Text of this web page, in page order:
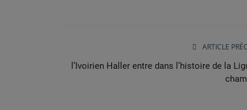
ARTICLE
l’Ivoirien Haller entre dans l’histoire de la